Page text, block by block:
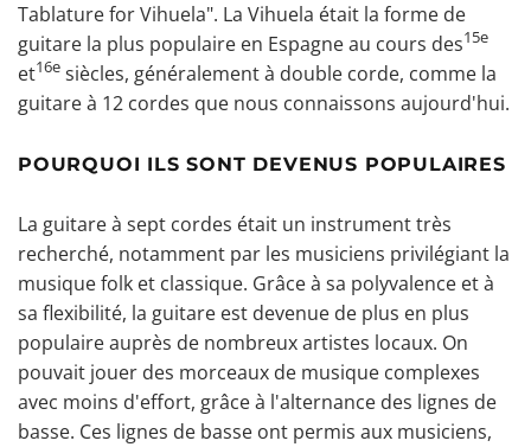
Tablature for Vihuela". La Vihuela était la forme de
guitare la plus populaire en Espagne au cours des15e
et16e siècles, généralement à double corde, comme la
guitare à 12 cordes que nous connaissons aujourd'hui.
POURQUOI ILS SONT DEVENUS POPULAIRES
La guitare à sept cordes était un instrument très
recherché, notamment par les musiciens privilégiant la
musique folk et classique. Grâce à sa polyvalence et à
sa flexibilité, la guitare est devenue de plus en plus
populaire auprès de nombreux artistes locaux. On
pouvait jouer des morceaux de musique complexes
avec moins d'effort, grâce à l'alternance des lignes de
basse. Ces lignes de basse ont permis aux musiciens,